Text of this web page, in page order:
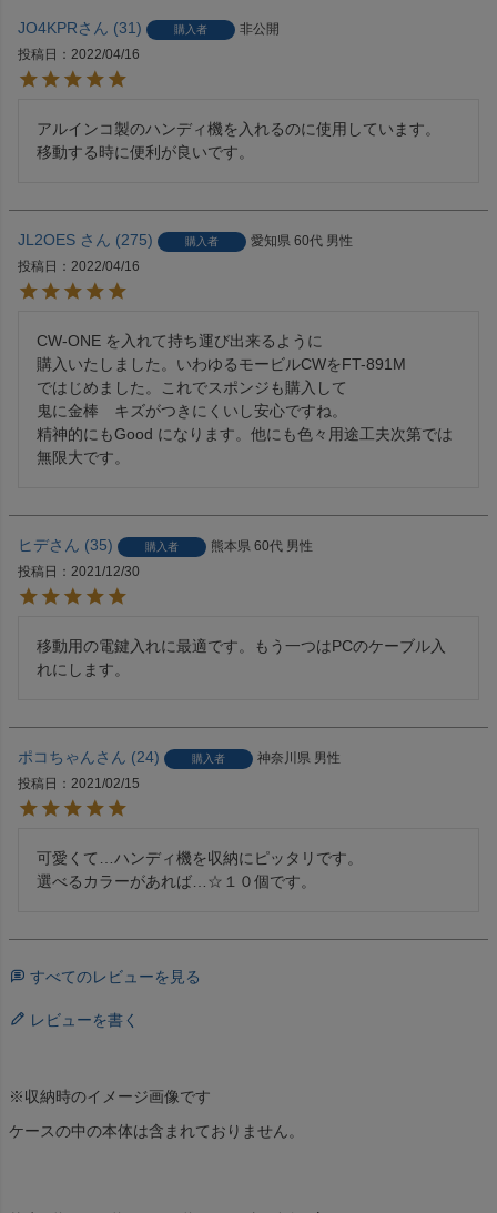
JO4KPR 31 購入者
非公開
投稿日
2022/04/16
アルインコ製のハンディ機を入れるのに使用しています。
移動する時に便利が良いです。
JL2OES 275 購入者 愛知県 60代 男性
投稿日
2022/04/16
CW-ONE を入れて持ち運び出来るように
購入いたしました。いわゆるモービルCWをFT-891M
ではじめました。これでスポンジも購入して
鬼に金棒　キズがつきにくいし安心ですね。
精神的にもGood になります。他にも色々用途工夫次第では
無限大です。
ヒデ 35 購入者 熊本県 60代 男性
投稿日
2021/12/30
移動用の電鍵入れに最適です。もう一つはPCのケーブル入
れにします。
ポコちゃん 24 購入者 神奈川県 男性
投稿日
2021/02/15
可愛くて…ハンディ機を収納にピッタリです。
選べるカラーがあれば…☆１０個です。
すべてのレビューを見る
レビューを書く
※収納時のイメージ画像です
ケースの中の本体は含まれておりません。